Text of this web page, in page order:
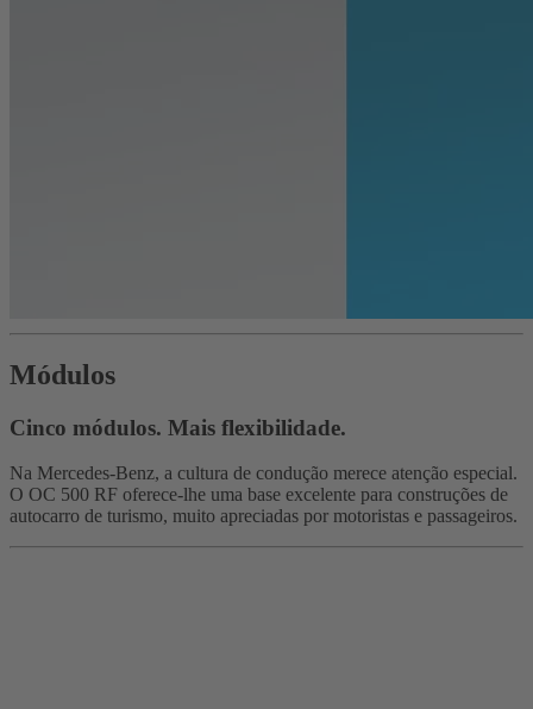
Módulos
Cinco módulos. Mais flexibilidade.
Na Mercedes-Benz, a cultura de condução merece atenção especial.
O OC 500 RF oferece-lhe uma base excelente para construções de
autocarro de turismo, muito apreciadas por motoristas e passageiros.